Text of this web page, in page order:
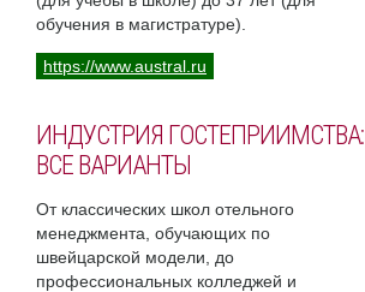
обучения в магистратуре).
https://www.austral.ru
ИНДУСТРИЯ ГОСТЕПРИИМСТВА:
ВСЕ ВАРИАНТЫ
От классических школ отельного
менеджмента, обучающих по
швейцарской модели, до
профессиональных колледжей и